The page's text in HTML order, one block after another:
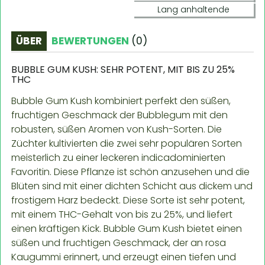
Lang anhaltende
ÜBER BEWERTUNGEN (0)
BUBBLE GUM KUSH: SEHR POTENT, MIT BIS ZU 25%
THC
Bubble Gum Kush kombiniert perfekt den süßen,
fruchtigen Geschmack der Bubblegum mit den
robusten, süßen Aromen von Kush-Sorten. Die
Züchter kultivierten die zwei sehr populären Sorten
meisterlich zu einer leckeren indicadominierten
Favoritin. Diese Pflanze ist schön anzusehen und die
Blüten sind mit einer dichten Schicht aus dickem und
frostigem Harz bedeckt. Diese Sorte ist sehr potent,
mit einem THC-Gehalt von bis zu 25%, und liefert
einen kräftigen Kick. Bubble Gum Kush bietet einen
süßen und fruchtigen Geschmack, der an rosa
Kaugummi erinnert, und erzeugt einen tiefen und